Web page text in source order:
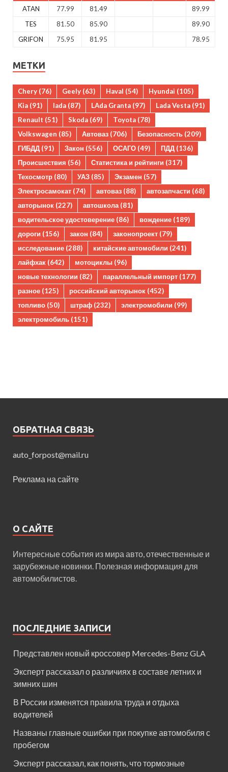
ATAN 77.99 81.49
89.99
TES
81.50 85.90
89.90
GRIFON
75.95 81.95 78.95
МЕТКИ
Chery (76) Geely (63) Haval (54) Hyundai (105)
Kia (91) lada (87) LAda Granta (97) Lada Vesta (91)
Renault (51) Skoda (69) Toyota (78)
Volkswagen (85) Автоваз (706) Безопасность (209)
ГИБДД (91) Закон (556) ОСАГО (49) ПДД (136)
Происшествия (56) Статистика и рейтинги (317)
Техосмотр (80) УАЗ (85) Экзамен (57)
Электросамокат (74) автоваз (88) автозапчасти (68)
авторынок (227) автошкола (81)
водительское удостоверение (86) вождение (189)
дороги (156) закон (84) законопроект (79)
исследование (288) китайские автомобили (241)
лайфхак (642) мотоциклы (96)
новые технологии (82) параллельный импорт (177)
разное (125) российский авторынок (452)
топливо (50) штраф (232) электромобили (99)
электромобиль (151)
ОБРАТНАЯ СВЯЗЬ
auto_forpost@mail.ru
Реклама на сайте
О САЙТЕ
Интересные события из мира авто, отечественные и
зарубежные новинки. Полезная информация для
автомобилистов.
ПОСЛЕДНИЕ ЗАПИСИ
Представлен новый кроссовер Mercedes-Benz GLA
Эксперт рассказал о различиях в составе летних и
зимних шин
В России изменятся правила труда и отдыха
водителей
Названы главные ошибки при покупке автомобиля с
пробегом
Эксперт рассказал, как понять, что тормозные